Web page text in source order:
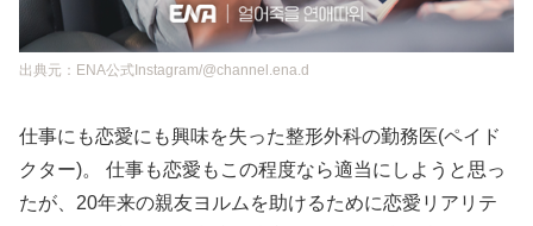
出典元：ENA公式Instagram/@channel.ena.d
仕事にも恋愛にも興味を失った整形外科の勤務医(ペイド
クター)。 仕事も恋愛もこの程度なら適当にしようと思っ
たが、20年来の親友ヨルムを助けるために恋愛リアリテ